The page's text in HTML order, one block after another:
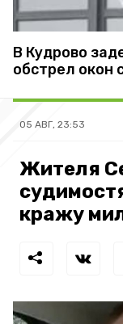
В Кудрово
обстрел окон
05 АВГ, 23:53
Жителя
кражу